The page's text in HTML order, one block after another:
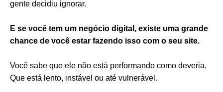
gente decidiu ignorar.
E se você tem um negócio digital, existe uma grande
chance de você estar fazendo isso com o seu site.
Você sabe que ele não está performando como deveria.
Que está lento, instável ou até vulnerável.